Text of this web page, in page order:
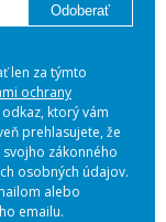
Odoberať
len za týmto
ochrany
ktorý vám
prehlasujete, že
zákonného
osobných údajov.
alebo
emailu.